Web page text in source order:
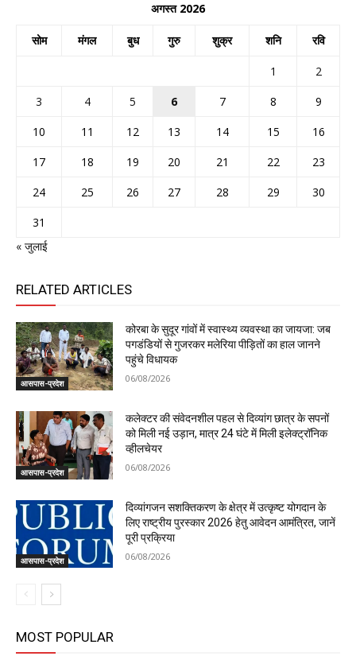
अगस्त 2026
सोम मंगल बुध गुरु शुक्र शनि रवि
1
2
3
4 5 6 7 8
9
10
11 12 13 14 15
16
17
18 19 20 21 22
23
24
25 26 27 28 29
30
31
« जुलाई
RELATED ARTICLES
आसपास-प्रदेश
कोरबा के सुदूर गांवों में स्वास्थ्य व्यवस्था का जायजा: जब
पगडंडियों से गुजरकर मलेरिया पीड़ितों का हाल जानने
पहुंचे विधायक
06/08/2026
आसपास-प्रदेश
कलेक्टर की संवेदनशील पहल से दिव्यांग छात्र के सपनों
को मिली नई उड़ान, मात्र 24 घंटे में मिली इलेक्ट्रॉनिक
व्हीलचेयर
06/08/2026
आसपास-प्रदेश
दिव्यांगजन सशक्तिकरण के क्षेत्र में उत्कृष्ट योगदान के
लिए राष्ट्रीय पुरस्कार 2026 हेतु आवेदन आमंत्रित, जानें
पूरी प्रक्रिया
06/08/2026
MOST POPULAR